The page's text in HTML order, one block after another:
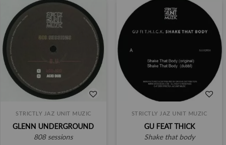
STRICTLY JAZ UNIT MUZIC
GLENN UNDERGROUND
808 sessions
STRICTLY JAZ UNIT MUZIC
GU FEAT THICK
shake that body